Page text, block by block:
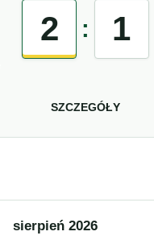
2 : 1
SZCZEGÓŁY
sierpień 2026